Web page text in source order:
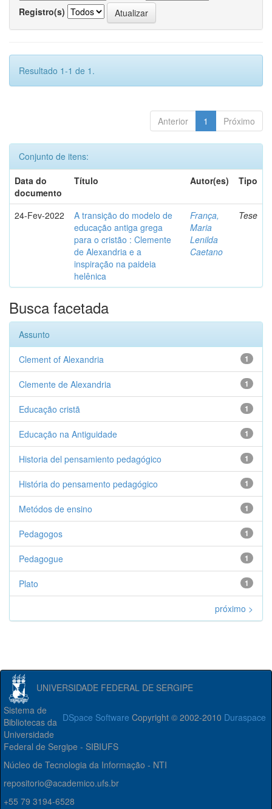
Registro(s)
Resultado 1-1 de 1.
Anterior 1 Próximo
Conjunto de itens:
Data do
documento
Título Autor(es) Tipo
24-Fev-2022
A transição do modelo de
educação antiga grega
para o cristão : Clemente
de Alexandria e a
inspiração na paideia
helênica
França,
Maria
Lenilda
Caetano
Tese
Busca facetada
Assunto
1
Clement of Alexandria
1
Clemente de Alexandria
1
Educação cristã
1
Educação na Antiguidade
1
Historia del pensamiento pedagógico
1
História do pensamento pedagógico
1
Metódos de ensino
1
Pedagogos
1
Pedagogue
1
Plato
próximo >
UNIVERSIDADE FEDERAL DE SERGIPE
DSpace Software Copyright © 2002-2010 Duraspace
Sistema de
Bibliotecas da
Universidade
Federal de Sergipe - SIBIUFS
Núcleo de Tecnologia da Informação - NTI
repositorio@academico.ufs.br
+55 79 3194-6528